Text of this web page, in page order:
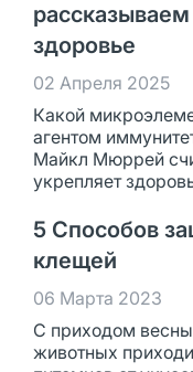
здоровье
02 Апреля 2025
Какой
агентом
Майкл Мюррей
укрепляет
5 Способов
клещей
06 Марта 2023
С приходом
животных